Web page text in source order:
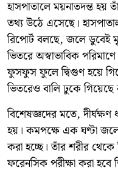
হাসপাতালে ময়নাতদন্ত হয়
তথ্য উঠে এসেছে।
রিপোর্ট বলছে, জলে ডুবেই
ভিতরে অস্বাভাবিক
ফুসফুস ফুলে দ্বিগুণ হয়ে
ভিতরেও বালি ঢুকে গিয়েছে
বিশেষজ্ঞদের মতে,
হয়। কমপক্ষে এক ঘণ্টা
করা হচ্ছে। তাঁর শরীর থেকে
ফরেনসিক পরীক্ষা করা হবে